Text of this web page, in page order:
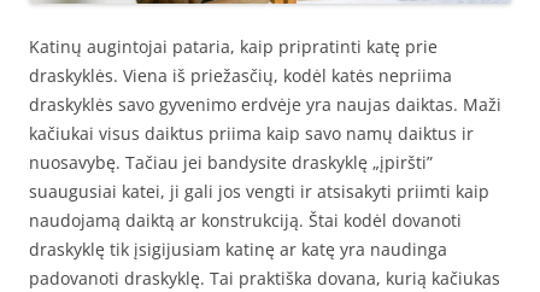
Katinų augintojai pataria, kaip pripratinti katę prie
draskyklės. Viena iš priežasčių, kodėl katės nepriima
draskyklės savo gyvenimo erdvėje yra naujas daiktas. Maži
kačiukai visus daiktus priima kaip savo namų daiktus ir
nuosavybę. Tačiau jei bandysite draskyklę „įpiršti”
suaugusiai katei, ji gali jos vengti ir atsisakyti priimti kaip
naudojamą daiktą ar konstrukciją. Štai kodėl dovanoti
draskyklę tik įsigijusiam katinę ar katę yra naudinga
padovanoti draskyklę. Tai praktiška dovana, kurią kačiukas